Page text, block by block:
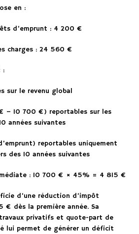
en :
d’emprunt : 4 200 €
charges : 24 560 €
:
sur le revenu global
– 10 700 €) reportables sur les
années suivantes
reportables uniquement
des 10 années suivantes
: 10 700 € × 45% = 4 815 €
d’une réduction d’impôt
€ dès la première année. Sa
privatifs et quote-part de
lui permet de générer un déficit